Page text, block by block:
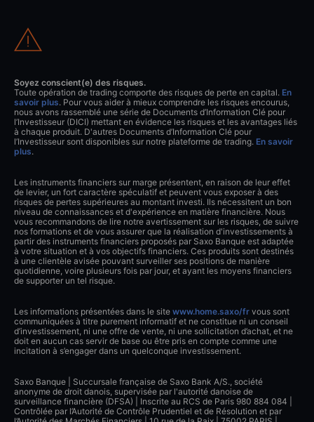
Soyez conscient(e) des risques.
Toute opération de trading comporte des risques de perte en capital. En
savoir plus. Pour vous aider à mieux comprendre les risques encourus,
nous avons rassemblé une série de Documents d’Information Clé pour
l’Investisseur (DICI) mettant en évidence les risques et les avantages liés
à chaque produit. D'autres Documents d’Information Clé pour
l’Investisseur sont disponibles sur notre plateforme de trading. En savoir
plus.
Les instruments financiers sur marge présentent, en raison de leur effet
de levier, un fort caractère spéculatif et peuvent vous exposer à des
risques de pertes supérieures au montant investi. Ils nécessitent un bon
niveau de connaissances et d'expérience en matière financière. Nous
vous recommandons de lire notre avertissement sur les risques, de suivre
nos formations et de vous assurer que la réalisation d'investissements à
partir des instruments financiers proposés par Saxo Banque est adaptée
à votre situation et à vos objectifs financiers. Ces produits sont destinés
à une clientèle avisée pouvant surveiller ses positions de manière
quotidienne, voire plusieurs fois par jour, et ayant les moyens financiers
de supporter un tel risque.
Les informations présentées dans le site www.home.saxo/fr vous sont
communiquées à titre purement informatif et ne constitue ni un conseil
d’investissement, ni une offre de vente, ni une sollicitation d’achat, et ne
doit en aucun cas servir de base ou être pris en compte comme une
incitation à s’engager dans un quelconque investissement.
Saxo Banque | Succursale française de Saxo Bank A/S., société
anonyme de droit danois, supervisée par l'autorité danoise de
surveillance financière (DFSA) | Inscrite au RCS de Paris 980 884 084 |
Contrôlée par l’Autorité de Contrôle Prudentiel et de Résolution et par